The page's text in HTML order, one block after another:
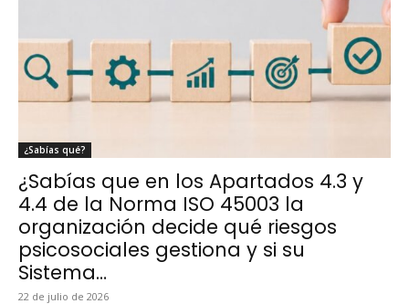
¿Sabías qué?
¿Sabías que en los Apartados 4.3 y
4.4 de la Norma ISO 45003 la
organización decide qué riesgos
psicosociales gestiona y si su
Sistema…
22 de julio de 2026